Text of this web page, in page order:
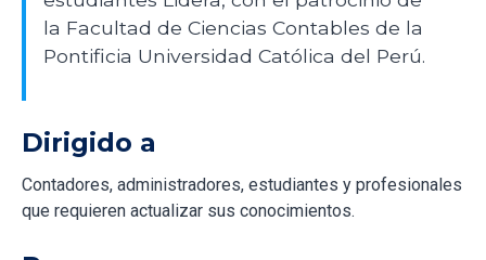
la Facultad de Ciencias Contables de la
Pontificia Universidad Católica del Perú.
Dirigido a
Contadores, administradores, estudiantes y profesionales
que requieren actualizar sus conocimientos.